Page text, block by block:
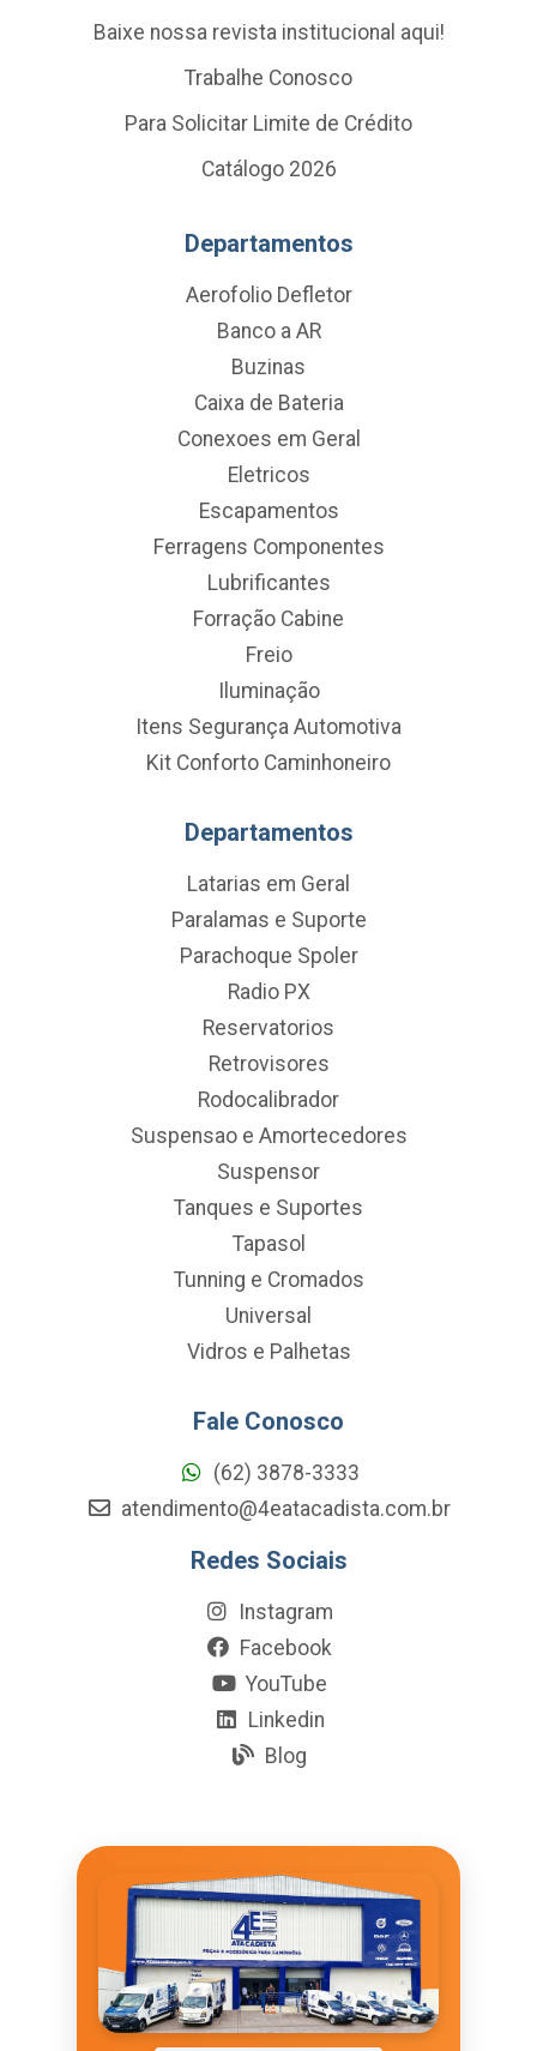
Baixe nossa revista institucional aqui!
Trabalhe Conosco
Para Solicitar Limite de Crédito
Catálogo 2026
Departamentos
Aerofolio Defletor
Banco a AR
Buzinas
Caixa de Bateria
Conexoes em Geral
Eletricos
Escapamentos
Ferragens Componentes
Lubrificantes
Forração Cabine
Freio
Iluminação
Itens Segurança Automotiva
Kit Conforto Caminhoneiro
Departamentos
Latarias em Geral
Paralamas e Suporte
Parachoque Spoler
Radio PX
Reservatorios
Retrovisores
Rodocalibrador
Suspensao e Amortecedores
Suspensor
Tanques e Suportes
Tapasol
Tunning e Cromados
Universal
Vidros e Palhetas
Fale Conosco
(62) 3878-3333
atendimento@4eatacadista.com.br
Redes Sociais
Instagram
Facebook
YouTube
Linkedin
Blog